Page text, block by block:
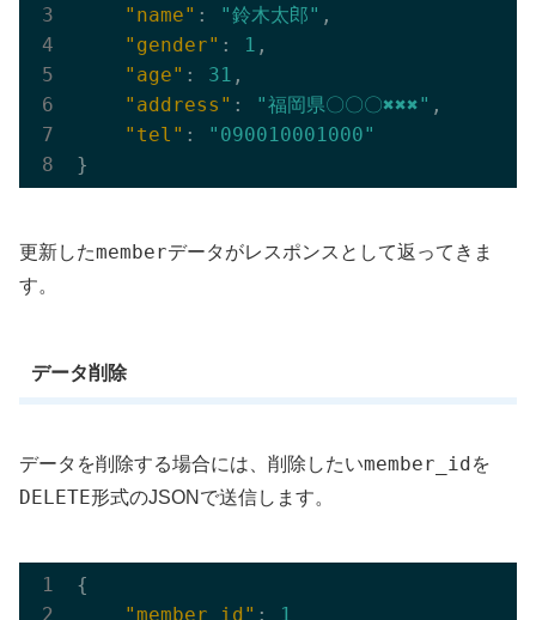
"name" : "鈴木太郎" ,
"gender" : 1 ,
"age" : 31 ,
"address" : "福岡県〇〇〇✖︎✖︎✖︎" ,
"tel" :
"090010001000"
更新したmemberデータがレスポンスとして返ってきま
す。
データ削除
データを削除する場合には、削除したいmember_idを
DELETE形式のJSONで送信します。
{
"member_id" :
1